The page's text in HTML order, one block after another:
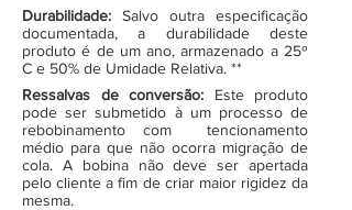
Durabilidade: Salvo outra especificação
documentada, a durabilidade deste
produto é de um ano, armazenado a 25º
C e 50% de Umidade Relativa. **
Ressalvas de conversão: Este produto
pode ser submetido à um processo de
rebobinamento com tencionamento
médio para que não ocorra migração de
cola. A bobina não deve ser apertada
pelo cliente a fim de criar maior rigidez da
mesma.